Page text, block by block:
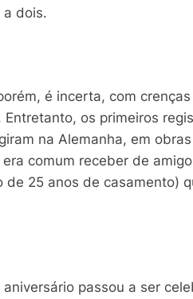
a dois.
é incerta, com
os primeiros
na Alemanha, em
comum receber de
de 25 anos de casamento)
passou a ser